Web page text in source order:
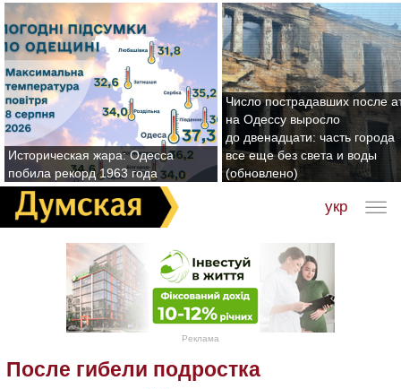
Историческая жара: Одесса
побила рекорд 1963 года
Число пострадавших после
на Одессу выросло
до двенадцати: часть города
все еще без света и воды
(обновлено)
укр
Реклама
После гибели подростка